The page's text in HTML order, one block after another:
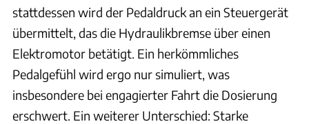
stattdessen wird der Pedaldruck an ein Steuergerät
übermittelt, das die Hydraulikbremse über einen
Elektromotor betätigt. Ein herkömmliches
Pedalgefühl wird ergo nur simuliert, was
insbesondere bei engagierter Fahrt die Dosierung
erschwert. Ein weiterer Unterschied: Starke